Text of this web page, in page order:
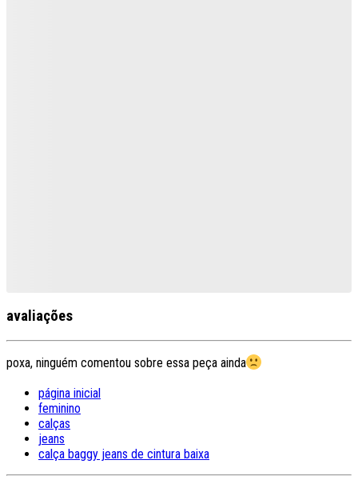
avaliações
poxa, ninguém comentou sobre essa peça ainda
página inicial
feminino
calças
jeans
calça baggy jeans de cintura baixa